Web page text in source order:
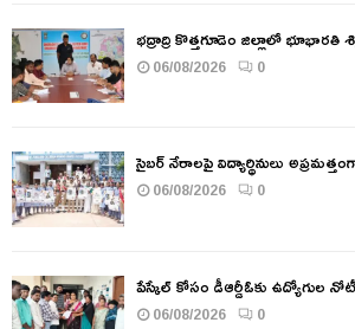
భద్రాద్రి కొత్తగూడెం జిల్లాలో భూభారతి
06/08/2026 0
సైబర్ నేరాలపై విద్యార్థినులు
06/08/2026 0
పేస్కేల్ కోసం డీఆర్డీఓకు ఉద్యోగుల
06/08/2026 0